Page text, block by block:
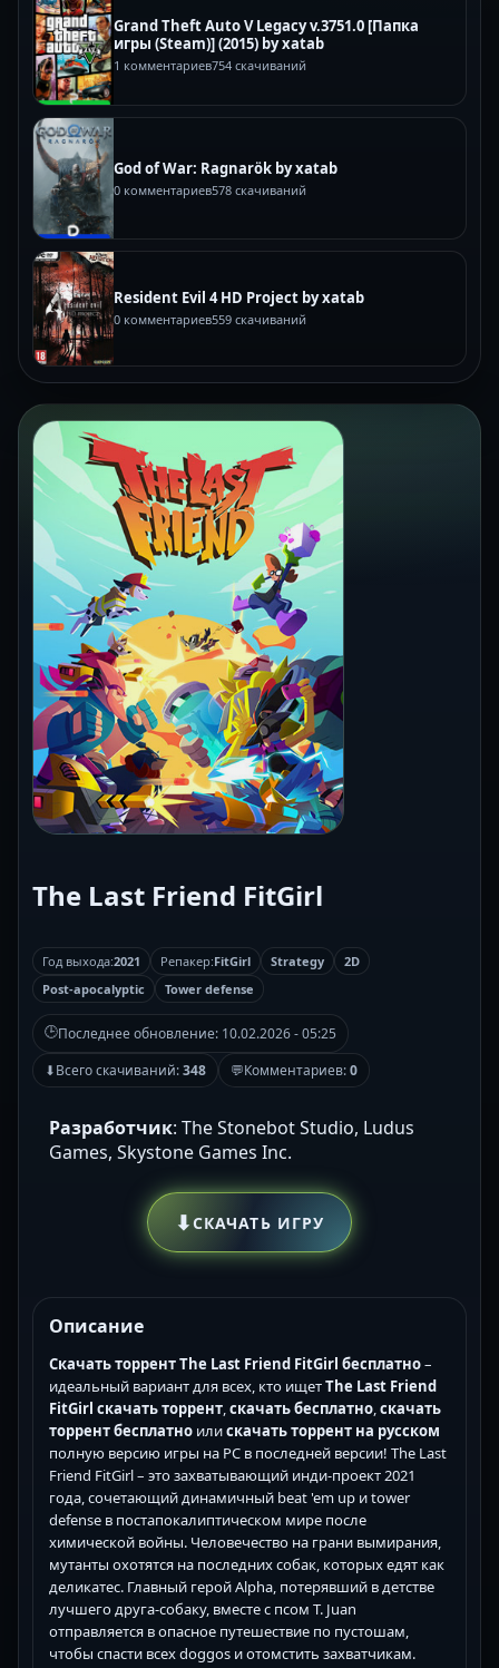
Grand Theft Auto V Legacy v.3751.0 [Папка
игры (Steam)] (2015) by xatab
1 комментариев754 скачиваний
God of War: Ragnarök by xatab
0 комментариев578 скачиваний
Resident Evil 4 HD Project by xatab
0 комментариев559 скачиваний
The Last Friend FitGirl
Год выхода:2021 Репакер:FitGirl Strategy
2D
Post-apocalyptic
Tower defense
🕒Последнее обновление: 10.02.2026 - 05:25
⬇Всего скачиваний:348 💬Комментариев:0
Разработчик: The Stonebot Studio, Ludus
Games, Skystone Games Inc.
⬇СКАЧАТЬ ИГРУ
Описание
Скачать торрент The Last Friend FitGirl бесплатно–
идеальный вариант для всех, кто ищетThe Last Friend
FitGirl скачать торрент,скачать бесплатно,скачать
торрент бесплатно илискачать торрент на русском
полную версию игры на PC в последней версии! The Last
Friend FitGirl – это захватывающий инди-проект 2021
года, сочетающий динамичный beat 'em up и tower
defense в постапокалиптическом мире после
химической войны. Человечество на грани вымирания,
мутанты охотятся на последних собак, которых едят как
деликатес. Главный герой Alpha, потерявший в детстве
лучшего друга-собаку, вместе с псом T. Juan
отправляется в опасное путешествие по пустошам,
чтобы спасти всех doggos и отомстить захватчикам.